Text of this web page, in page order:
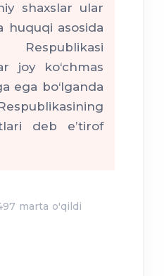
shaxslar ular
huquqi asosida
Respublikasi
joy ko‘chmas
ega bo‘lganda
deb eʼtirof
marta o'qildi